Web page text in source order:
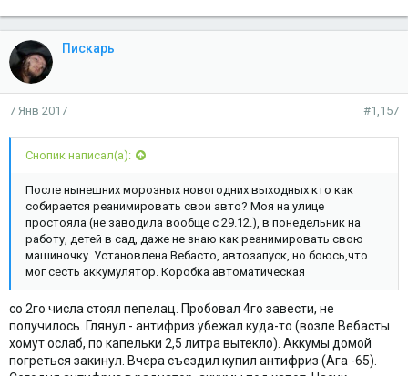
Пискарь
7 Янв 2017 #1,157
Снопик написал(а):
После нынешних морозных новогодних выходных кто как
собирается реанимировать свои авто? Моя на улице
простояла (не заводила вообще с 29.12.), в понедельник на
работу, детей в сад, даже не знаю как реанимировать свою
машиночку. Установлена Вебасто, автозапуск, но боюсь,что
мог сесть аккумулятор. Коробка автоматическая
со 2го числа стоял пепелац. Пробовал 4го завести, не
получилось. Глянул - антифриз убежал куда-то (возле Вебасты
хомут ослаб, по капельки 2,5 литра вытекло). Аккумы домой
погреться закинул. Вчера съездил купил антифриз (Ага -65).